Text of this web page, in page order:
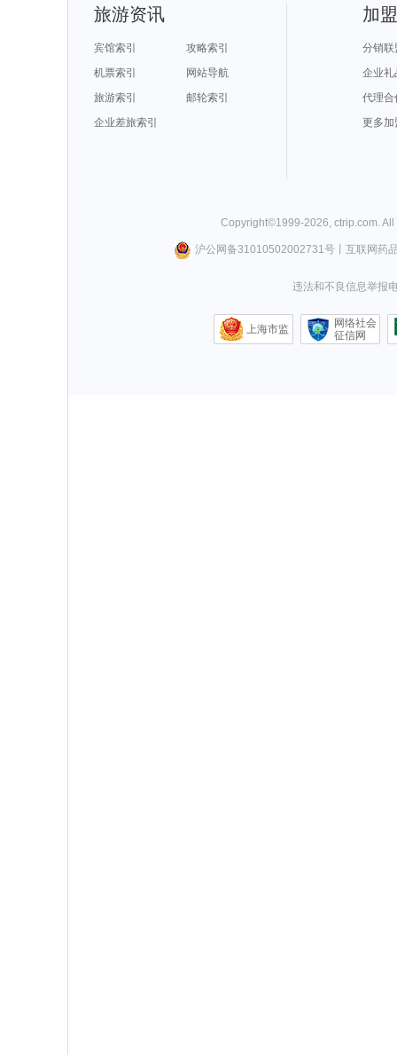
旅游资讯
宾馆索引
攻略索引
机票索引
网站导航
旅游索引
邮轮索引
企业差旅索引
加
分销联
企业礼
代理合
更多加
Copyright©1999-2026 ctrip.com .
沪公网备31010502002731号丨 互联网药
违法和不良信息举报
上海市监
网络社会
征信网